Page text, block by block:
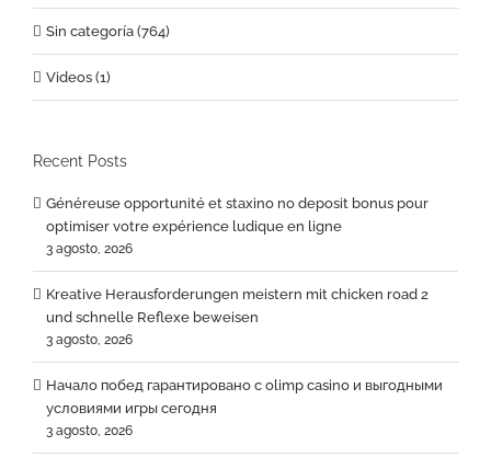
Sin categoría (764)
Videos (1)
Recent Posts
Généreuse opportunité et staxino no deposit bonus pour
optimiser votre expérience ludique en ligne
3 agosto, 2026
Kreative Herausforderungen meistern mit chicken road 2
und schnelle Reflexe beweisen
3 agosto, 2026
Начало побед гарантировано с olimp casino и выгодными
условиями игры сегодня
3 agosto, 2026